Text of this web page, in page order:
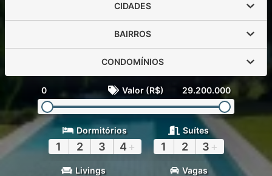
CIDADES
BAIRROS
CONDOMÍNIOS
0 Valor (R$) 29.200.000
Dormitórios
1 2 3 4 +
Suítes
1 2 3 +
Livings Vagas